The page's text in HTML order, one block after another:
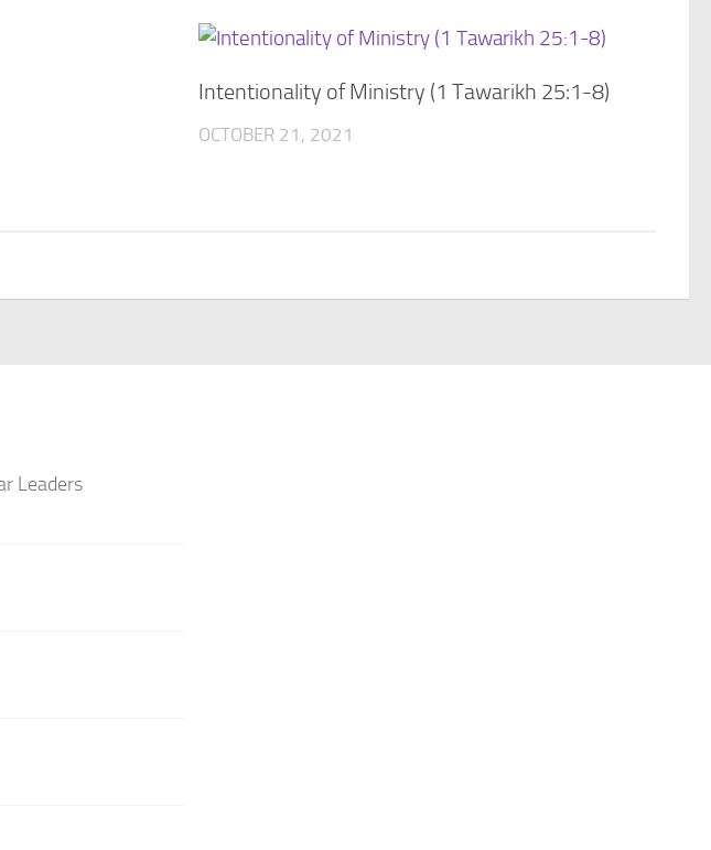
Intentionality of Ministry (1 Tawarikh 25:1-8)
OCTOBER 21, 2021
Leaders